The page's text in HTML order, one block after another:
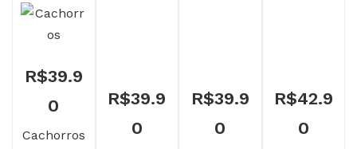
R$39.9
0
Cachorros
R$39.9
0
R$39.9
0
R$42.9
0